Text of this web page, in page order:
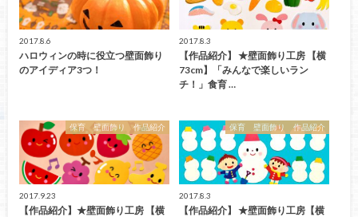
2017.8.6
ハロウィンの時に役立つ壁面飾り
のアイディア3つ！
2017.8.3
【作品紹介】 ★壁面飾り工房 【横
73cm】「みんなで楽しいラン
チ！」食育 …
保育 壁面飾り 作品紹介
2017.9.23
【作品紹介】★壁面飾り工房 【横
保育 壁面飾り 作品紹介
2017.8.3
【作品紹介】 ★壁面飾り工房【横